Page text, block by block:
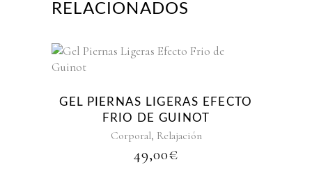
RELACIONADOS
GEL PIERNAS LIGERAS EFECTO
FRIO DE GUINOT
Corporal, Relajación
49,00€